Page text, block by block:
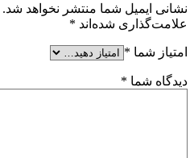
نشانی ایمیل شما منتشر نخواهد شد.
علامت‌گذاری شده‌اند *
امتیاز شما *
دیدگاه شما *